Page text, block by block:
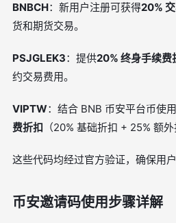
BNBCH：新用户注册可获得20%
货和期货交易。
PSJGLEK3：提供20% 终身手续费
约交易费用。
VIPTW：结合 BNB 币安平台币使
费折扣 （20% 基础折扣 + 25% 额外
这些代码均经过官方验证，确保用
币安邀请码使用步骤详解